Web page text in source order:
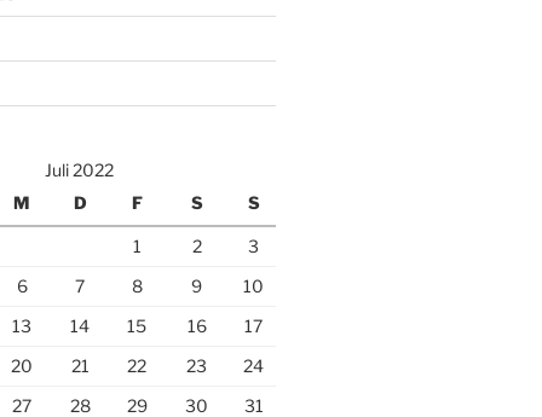
Juli 2022
M
D F S S
1 2
3
6
7 8 9
10
13
14 15 16
17
20
21 22 23
24
27
28 29 30
31